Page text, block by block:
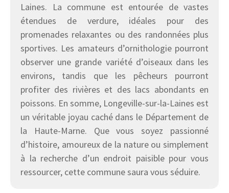
Laines. La commune est entourée de vastes
étendues de verdure, idéales pour des
promenades relaxantes ou des randonnées plus
sportives. Les amateurs d’ornithologie pourront
observer une grande variété d’oiseaux dans les
environs, tandis que les pêcheurs pourront
profiter des rivières et des lacs abondants en
poissons. En somme, Longeville-sur-la-Laines est
un véritable joyau caché dans le Département de
la Haute-Marne. Que vous soyez passionné
d’histoire, amoureux de la nature ou simplement
à la recherche d’un endroit paisible pour vous
ressourcer, cette commune saura vous séduire.